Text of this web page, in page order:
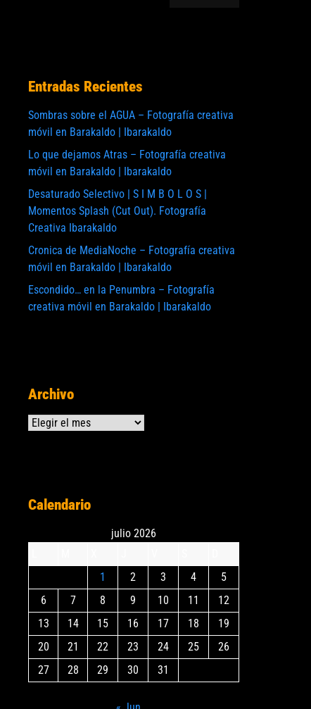
Entradas Recientes
Sombras sobre el AGUA – Fotografía creativa
móvil en Barakaldo | Ibarakaldo
Lo que dejamos Atras – Fotografía creativa
móvil en Barakaldo | Ibarakaldo
Desaturado Selectivo | S I M B O L O S |
Momentos Splash (Cut Out). Fotografía
Creativa Ibarakaldo
Cronica de MediaNoche – Fotografía creativa
móvil en Barakaldo | Ibarakaldo
Escondido… en la Penumbra – Fotografía
creativa móvil en Barakaldo | Ibarakaldo
Archivo
Archivos
Calendario
julio 2026
1
2 3 4
5
6
7 8 9 10 11
12
13
14 15 16 17 18
19
20
21 22 23 24 25
26
27
28 29 30 31